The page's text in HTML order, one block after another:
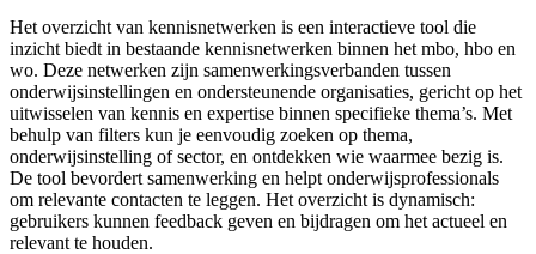
Het overzicht van kennisnetwerken is een interactieve tool die
inzicht biedt in bestaande kennisnetwerken binnen het mbo, hbo en
wo. Deze netwerken zijn samenwerkingsverbanden tussen
onderwijsinstellingen en ondersteunende organisaties, gericht op het
uitwisselen van kennis en expertise binnen specifieke thema’s. Met
behulp van filters kun je eenvoudig zoeken op thema,
onderwijsinstelling of sector, en ontdekken wie waarmee bezig is.
De tool bevordert samenwerking en helpt onderwijsprofessionals
om relevante contacten te leggen. Het overzicht is dynamisch:
gebruikers kunnen feedback geven en bijdragen om het actueel en
relevant te houden.